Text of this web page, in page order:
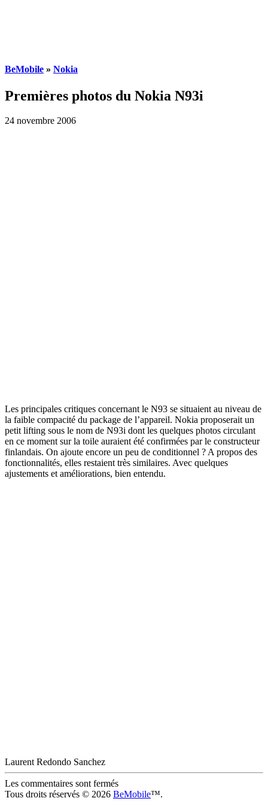
BeMobile » Nokia
Premières photos du Nokia N93i
24 novembre 2006
Les principales critiques concernant le N93 se situaient au niveau de
la faible compacité du package de l’appareil. Nokia proposerait un
petit lifting sous le nom de N93i dont les quelques photos circulant
en ce moment sur la toile auraient été confirmées par le constructeur
finlandais. On ajoute encore un peu de conditionnel ? A propos des
fonctionnalités, elles restaient très similaires. Avec quelques
ajustements et améliorations, bien entendu.
Laurent Redondo Sanchez
Les commentaires sont fermés
Tous droits réservés © 2026 BeMobile™.